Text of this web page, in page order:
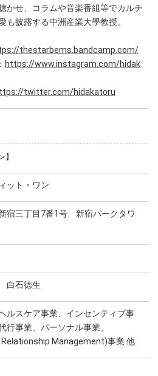
かせ、コラムや音楽番組等でカルチ
も披露する中洲産業大學教授。
thestarbems.bandcamp.com/
https://www.instagram.com/hidak
twitter.com/hidakatoru
】
ット・ワン
宿三丁目7番1号 新宿パークタワ
白石徳生
ルスケア事業、インセンティブ事
行事業、パーソナル事業、
Management)事業 他